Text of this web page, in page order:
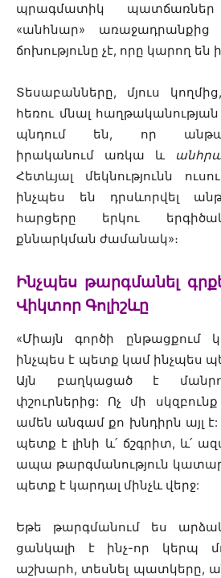
պրագմատիկ
«անհնար» առաջադրանքից
ճոխությունը չէ, որը կարող են
Տեսաբանները, մյուս
հեռու մնալ
պնդում են, որ
իրականում առկա և
Հետևյալ մեկնությունն
ինչպես են դրսևորվել
հարցերը երկու
քննարկման ժամանակ»։
Ինչպես թարգմանել
Վիկտոր Գոլիշևը
«Միայն գործի ընթացքում
ինչպես է պետք կամ ինչպես
Այն բաղկացած է
փշուրներից: Ոչ մի
ամեն անգամ քո խնդիրն այլ է:
պետք է լինի և՛ ճշգրիտ, և՛
ապա թարգմանություն
պետք է կարդալ մինչև վերջ:
Եթե թարգմանում ես արձակ
ցանկալի է ինչ-որ կերպ
աշխարհ, տեսնել պատկերը,